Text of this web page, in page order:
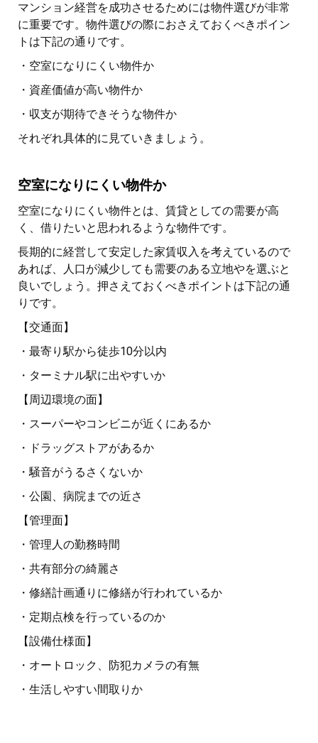
マンション経営を成功させるためには物件選びが非常
に重要です。物件選びの際におさえておくべきポイン
トは下記の通りです。
・空室になりにくい物件か
・資産価値が高い物件か
・収支が期待できそうな物件か
それぞれ具体的に見ていきましょう。
空室になりにくい物件か
空室になりにくい物件とは、賃貸としての需要が高
く、借りたいと思われるような物件です。
長期的に経営して安定した家賃収入を考えているので
あれば、人口が減少しても需要のある立地やを選ぶと
良いでしょう。押さえておくべきポイントは下記の通
りです。
【交通面】
・最寄り駅から徒歩10分以内
・ターミナル駅に出やすいか
【周辺環境の面】
・スーパーやコンビニが近くにあるか
・ドラッグストアがあるか
・騒音がうるさくないか
・公園、病院までの近さ
【管理面】
・管理人の勤務時間
・共有部分の綺麗さ
・修繕計画通りに修繕が行われているか
・定期点検を行っているのか
【設備仕様面】
・オートロック、防犯カメラの有無
・生活しやすい間取りか